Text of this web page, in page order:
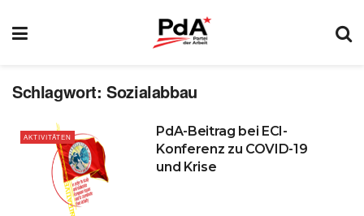
Schlagwort:Sozialabbau
AKTIVITÄTEN
PdA-Beitrag bei ECI-
Konferenz zu COVID-19
und Krise